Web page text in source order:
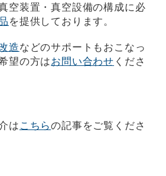
空装置・真空設備の構成に必
を提供しております。
造などのサポートもおこなっ
望の方はお問い合わせ くださ
は こちらの記事をご覧くださ